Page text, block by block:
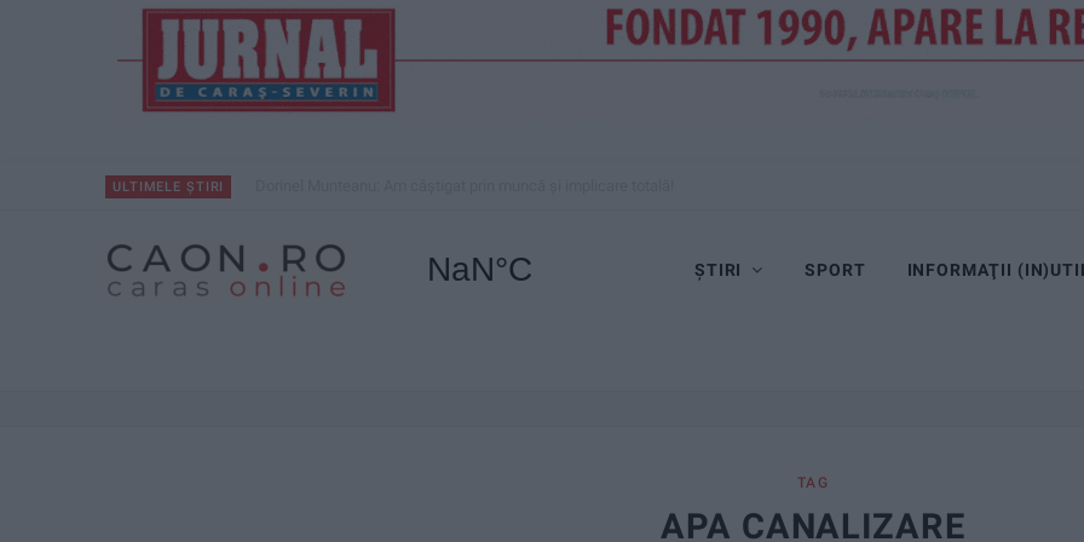
ULTIMELE ȘTIRI
ȘTIRI SPORT INFORMAŢII
TAG
APA CANALIZARE